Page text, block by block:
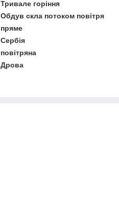
Тривале горіння
Обдув скла потоком повітря
пряме
Сербія
повітряна
Дрова